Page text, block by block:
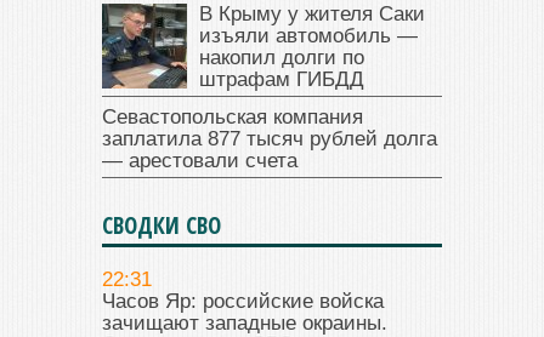
В Крыму у жителя Саки
изъяли автомобиль —
накопил долги по
штрафам ГИБДД
Севастопольская компания
заплатила 877 тысяч рублей долга
— арестовали счета
СВОДКИ СВО
22:31
Часов Яр: российские войска
зачищают западные окраины.